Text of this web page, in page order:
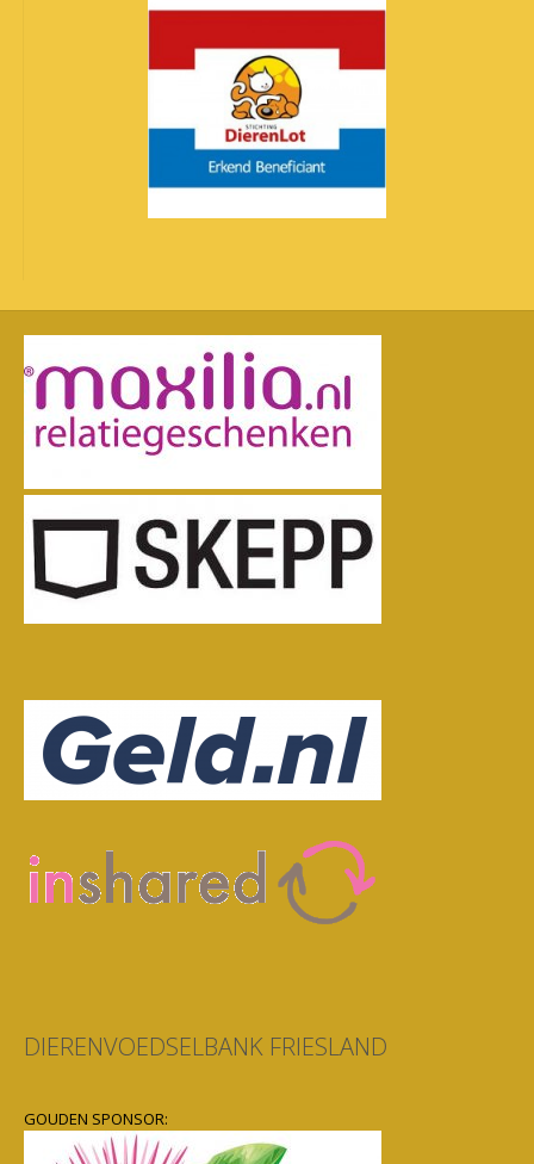
DIERENVOEDSELBANK FRIESLAND
GOUDEN SPONSOR: